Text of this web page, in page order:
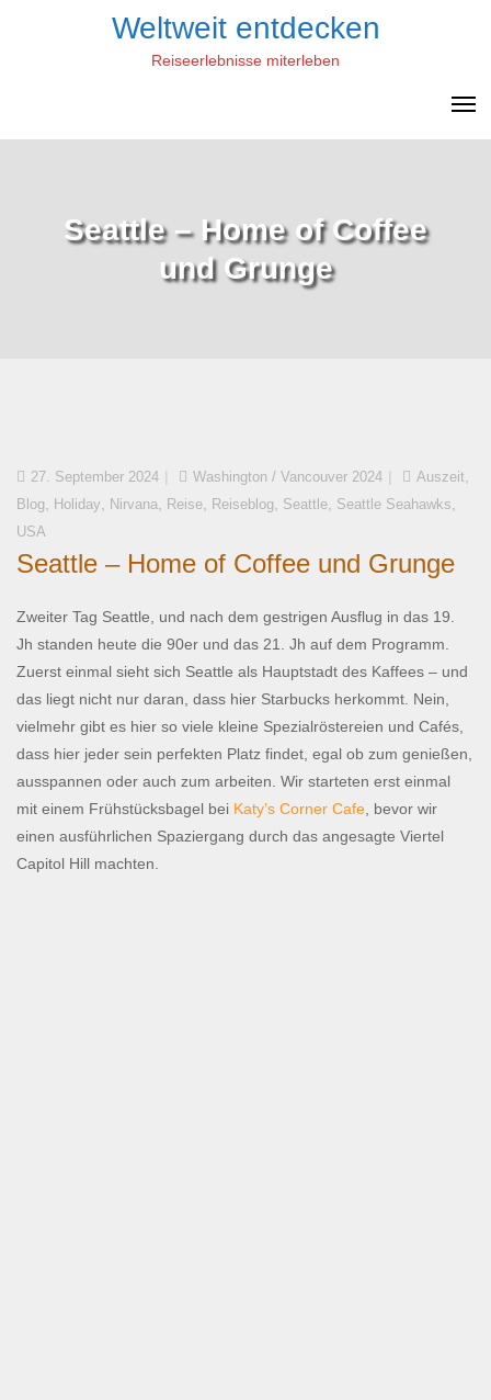
Weltweit entdecken
Reiseerlebnisse miterleben
Seattle – Home of Coffee
und Grunge
27. September 2024 Washington / Vancouver 2024 Auszeit
Blog Holiday Nirvana Reise Reiseblog Seattle Seattle Seahawks
USA
Seattle – Home of Coffee und Grunge
Zweiter Tag Seattle, und nach dem gestrigen Ausflug in das 19.
Jh standen heute die 90er und das 21. Jh auf dem Programm.
Zuerst einmal sieht sich Seattle als Hauptstadt des Kaffees – und
das liegt nicht nur daran, dass hier Starbucks herkommt. Nein,
vielmehr gibt es hier so viele kleine Spezialröstereien und Cafés,
dass hier jeder sein perfekten Platz findet, egal ob zum genießen,
ausspannen oder auch zum arbeiten. Wir starteten erst einmal
mit einem Frühstücksbagel bei Katy’s Corner Cafe , bevor wir
einen ausführlichen Spaziergang durch das angesagte Viertel
Capitol Hill machten.